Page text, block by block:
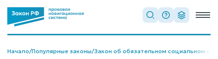
Начало/Популярные законы/Закон об обязательном социальном